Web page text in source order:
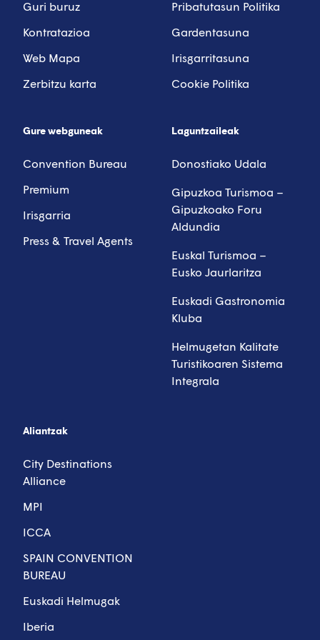
Guri buruz
Kontratazioa
Web Mapa
Zerbitzu karta
Pribatutasun Politika
Gardentasuna
Irisgarritasuna
Cookie Politika
Gure webguneak
Convention Bureau
Premium
Irisgarria
Press & Travel Agents
Laguntzaileak
Donostiako Udala
Gipuzkoa Turismoa –
Gipuzkoako Foru
Aldundia
Euskal Turismoa –
Eusko Jaurlaritza
Euskadi Gastronomia
Kluba
Helmugetan Kalitate
Turistikoaren Sistema
Integrala
Aliantzak
City Destinations
Alliance
MPI
ICCA
SPAIN CONVENTION
BUREAU
Euskadi Helmugak
Iberia